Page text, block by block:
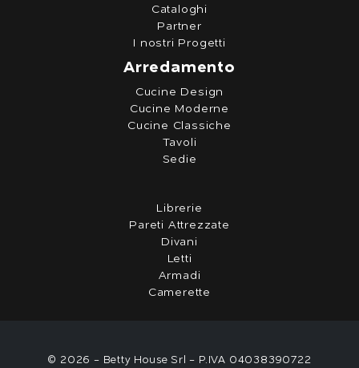
Cataloghi
Partner
I nostri Progetti
Arredamento
Cucine Design
Cucine Moderne
Cucine Classiche
Tavoli
Sedie
Librerie
Pareti Attrezzate
Divani
Letti
Armadi
Camerette
© 2026 - Betty House Srl - P.IVA 04038390722